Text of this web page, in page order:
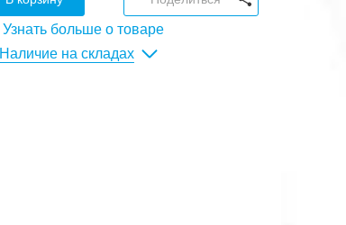
Узнать больше о товаре
Наличие на складах